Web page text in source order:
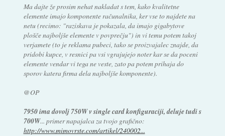
Ma dajte že prosim nehat nakladat s tem, kako kvalitetne
elemente imajo komponente računalnika, ker vse to najdete na
netu (recimo: "raziskava je pokazala, da imajo gigabytove
plošče najboljše elemente v povprečju") in vi temu potem takoj
verjamete (to je reklama pubeci, tako se proizvajalec znajde, da
pridobi kupce, v resnici pa vsi vgrajujejo noter kar se da poceni
elemente vendar vi tega ne veste, zato pa potem prihaja do
sporov katera firma dela najboljše komponente).
@OP
7950 ima dovolj 750W v single card konfiguraciji, deluje tudi s
700W... primer napajalca za tvojo grafično:
http://www.mimovrste.com/artikel/240002...